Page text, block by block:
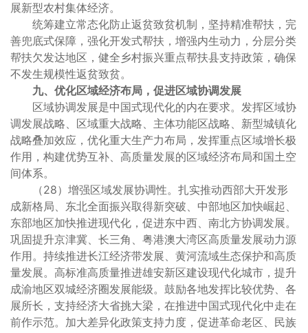
展新型农村集体经济。
统筹建立常态化防止返贫致贫机制，坚持精准帮扶，完
善兜底式保障，强化开发式帮扶，增强内生动力，分层分类
帮扶欠发达地区，健全乡村振兴重点帮扶县支持政策，确保
不发生规模性返贫致贫。
九、优化区域经济布局，促进区域协调发展
区域协调发展是中国式现代化的内在要求。发挥区域协
调发展战略、区域重大战略、主体功能区战略、新型城镇化
战略叠加效应，优化重大生产力布局，发挥重点区域增长极
作用，构建优势互补、高质量发展的区域经济布局和国土空
间体系。
（28）增强区域发展协调性。扎实推动西部大开发形
成新格局、东北全面振兴取得新突破、中部地区加快崛起、
东部地区加快推进现代化，促进东中西、南北方协调发展。
巩固提升京津冀、长三角、粤港澳大湾区高质量发展动力源
作用。持续推进长江经济带发展、黄河流域生态保护和高质
量发展。高标准高质量推进雄安新区建设现代化城市，提升
成渝地区双城经济圈发展能级。鼓励各地发挥比较优势、各
展所长，支持经济大省挑大梁，在推进中国式现代化中走在
前作示范。加大差异化政策支持力度，促进革命老区、民族